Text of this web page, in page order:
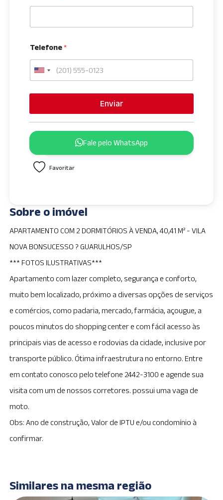
Telefone*
U
e
d
t
a
+
1
Enviar
Fale pelo WhatsApp
Favoritar
Sobre o imóvel
APARTAMENTO COM 2 DORMITÓRIOS À VENDA, 40,41 M² - VILA
NOVA BONSUCESSO ? GUARULHOS/SP
*** FOTOS ILUSTRATIVAS***
Apartamento com lazer completo, segurança e conforto,
muito bem localizado, próximo a diversas opções de serviços
e comércios, como padaria, mercado, farmácia, açougue, a
poucos minutos do shopping center e com fácil acesso às
principais vias de acesso e rodovias da cidade, inclusive por
transporte público. Ótima infraestrutura no entorno. Entre
em contato conosco pelo telefone 2442-3100 e agende sua
visita com um de nossos corretores. possui uma vaga de
moto.
Obs: Ano de construção, Valor de IPTU e/ou condomínio à
confirmar.
Similares na mesma região